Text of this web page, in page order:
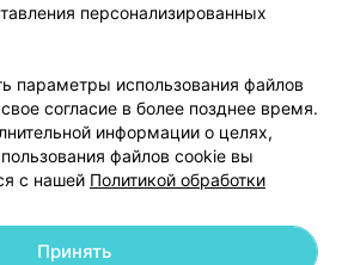
Добавить специалиста
персонализированных
параметры использования файлов
согласие в более позднее время.
информации о целях,
файлов cookie вы
с нашей Политикой обработки
Принять